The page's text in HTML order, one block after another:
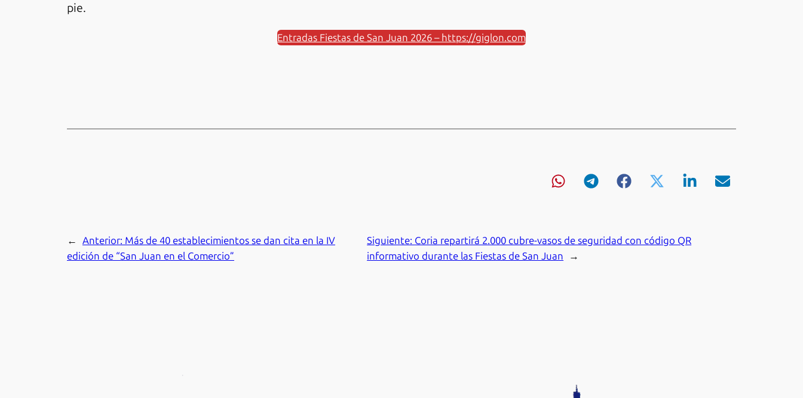
pie.
Entradas Fiestas de San Juan 2026 – https://giglon.com
← Anterior: Más de 40 establecimientos se dan cita en la IV
edición de “San Juan en el Comercio”
Siguiente: Coria repartirá 2.000 cubre-vasos de seguridad con código QR
informativo durante las Fiestas de San Juan
→